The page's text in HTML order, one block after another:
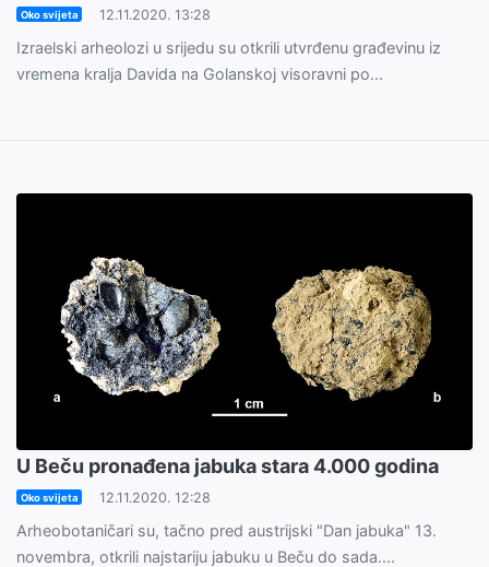
Oko svijeta 12.11.2020. 13:28
Izraelski arheolozi u srijedu su otkrili utvrđenu građevinu iz
vremena kralja Davida na Golanskoj visoravni po...
U Beču pronađena jabuka stara 4.000 godina
Oko svijeta 12.11.2020. 12:28
Arheobotaničari su, tačno pred austrijski "Dan jabuka" 13.
novembra, otkrili najstariju jabuku u Beču do sada....